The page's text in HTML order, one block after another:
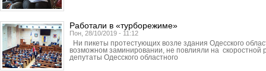
Работали в «турборежиме»
Пон, 28/10/2019 - 11:12
Ни пикеты протестующих возле здания Одесского
возможном заминировании, не повлияли на скоростной
депутаты Одесского областного